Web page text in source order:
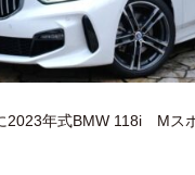
2023年式BMW 118i Mス